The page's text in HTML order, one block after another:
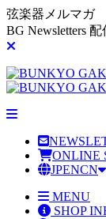
弦楽器メルマガ
BG Newsletters 配
ONLINE
JPENCN
MENU
SHOP